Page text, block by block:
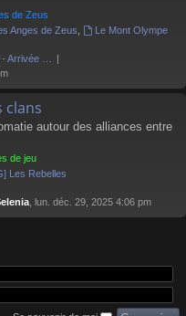
de Zeus
Anges de Zeus
Le Mont Olympe
Arrivée …
clans
autour des alliances entre
de jeu
Les Rebelles
, lun. déc. 29, 2025 4:06 pm